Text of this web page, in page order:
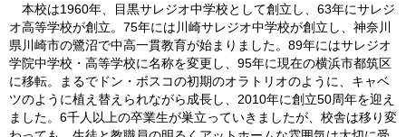
本校は1960年、目黒サレジオ中学校として創立し、63年にサレジ
オ高等学校が創立。75年には川崎サレジオ中学校が創立し、神奈川
県川崎市の鷺沼で中高一貫教育が始まりました。89年にはサレジオ
学院中学校・高等学校に名称を変更し、95年に現在の横浜市都筑区
に移転。まるでドン・ボスコの初期のオラトリオのように、キャベ
ツのように植え替えられながら成長し、2010年に創立50周年を迎え
ました。6千人以上の卒業生が巣立っていきましたが、校舎は移り変